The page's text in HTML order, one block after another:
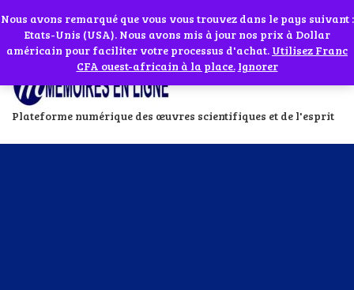
Abonnes toi à notre chaîne WhatsApp en cliquant sur l'icône en face
Plateforme numérique des œuvres scientifiques et de l'esprit
Si vous avez besoin d'assistance Contactez-nous par WhatsApp au
+229 01 95 33 60 26Ignorer
Nous avons remarqué que vous vous trouvez dans le pays suivant :
Etats-Unis (USA). Nous avons mis à jour nos prix à Dollar
américain pour faciliter votre processus d'achat. Utilisez Franc
CFA ouest-africain à la place. Ignorer